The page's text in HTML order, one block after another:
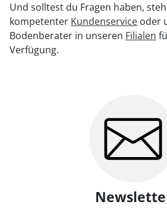
Und solltest du Fragen haben,
kompetenter Kundenservice oder
Bodenberater in unseren Filialen
Verfügung.